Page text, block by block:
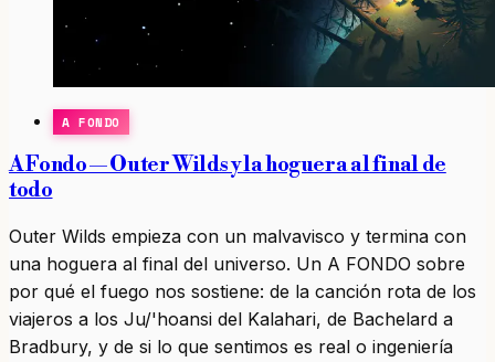
A FONDO
A Fondo — Outer Wilds y la hoguera al final de
todo
Outer Wilds empieza con un malvavisco y termina con
una hoguera al final del universo. Un A FONDO sobre
por qué el fuego nos sostiene: de la canción rota de los
viajeros a los Ju/'hoansi del Kalahari, de Bachelard a
Bradbury, y de si lo que sentimos es real o ingeniería